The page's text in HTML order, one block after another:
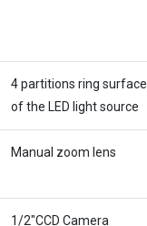
4 partitions ring surface
of the LED light source
Manual zoom lens
1/2″CCD Camera